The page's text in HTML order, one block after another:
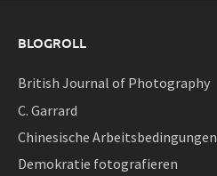
BLOGROLL
British Journal of Photography
C. Garrard
Chinesische Arbeitsbedingungen
Demokratie fotografieren